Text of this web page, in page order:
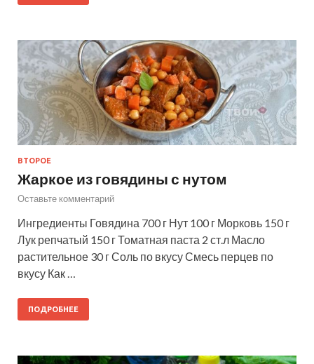
ВТОРОЕ
Жаркое из говядины с нутом
Оставьте комментарий
Ингредиенты Говядина 700 г Нут 100 г Морковь 150 г
Лук репчатый 150 г Томатная паста 2 ст.л Масло
растительное 30 г Соль по вкусу Смесь перцев по
вкусу Как …
ПОДРОБНЕЕ